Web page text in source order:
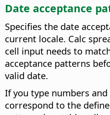
Date acceptance
Specifies the date
current locale. Calc
cell input needs to
acceptance patterns
valid date.
If you type numbers
correspond to the